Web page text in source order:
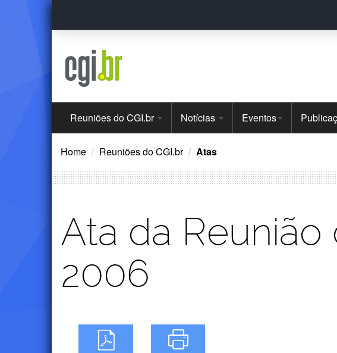
Ir
o
Menu
Principal
Reuniões do CGI.br Notícias Eventos
Home Reuniões do CGI.br Atas
Ata da
2006